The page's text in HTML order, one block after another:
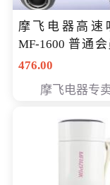
摩飞电器高速
MF-1600 普通
价298元
476.00
摩飞电器专